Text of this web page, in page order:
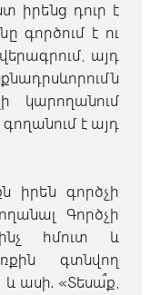
իրենց դուր է
գործում է ու
այդ
կարողանում
է այդ
իրեն գործչի
Գործչի
ինչ հմուտ և
գտնվող
և ասի. «Տեսա՞ք,